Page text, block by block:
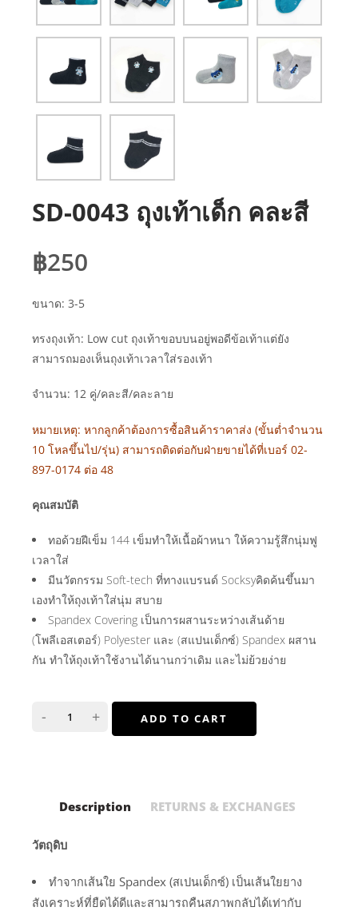
SD-0043 ถุงเท้าเด็ก คละสี
฿250
ขนาด: 3-5
ทรงถุงเท้า: Low cut ถุงเท้าขอบบนอยู่พอดีข้อเท้าแต่ยัง
สามารถมองเห็นถุงเท้าเวลาใส่รองเท้า
จำนวน: 12 คู่/คละสี/คละลาย
หมายเหตุ: หากลูกค้าต้องการซื้อสินค้าราคาส่ง (ขั้นต่ำจำนวน
10 โหลขึ้นไป/รุ่น) สามารถติดต่อกับฝ่ายขายได้ที่เบอร์ 02-
897-0174 ต่อ 48
คุณสมบัติ
ทอด้วยฝีเข็ม 144 เข็มทำให้เนื้อผ้าหนา ให้ความรู้สึกนุ่มฟู
เวลาใส่
มีนวัตกรรม Soft-tech ที่ทางแบรนด์ Socksyคิดค้นขึ้นมา
เองทำให้ถุงเท้าใส่นุ่ม สบาย
Spandex Covering เป็นการผสานระหว่างเส้นด้าย
(โพลีเอสเตอร์) Polyester และ (สแปนเด็กซ์) Spandex ผสาน
กัน ทำให้ถุงเท้าใช้งานได้นานกว่าเดิม และไม่ย้วยง่าย
+
- ADD TO CART
Description RETURNS & EXCHANGES
วัตถุดิบ
ทำจากเส้นใย Spandex (สเปนเด็กซ์) เป็นเส้นใยยาง
สังเคราะห์ที่ยืดได้ดีและสามารถคืนสภาพกลับได้เท่ากับ